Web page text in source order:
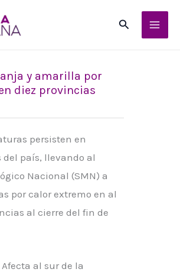
Buscar
y amarilla por
diez provincias
persisten en
del país, llevando al
Nacional (SMN) a
por calor extremo en al
al cierre del fin de
al sur de la